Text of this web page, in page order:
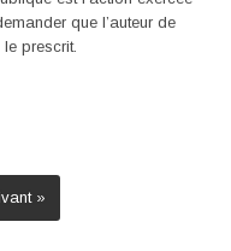
que l’auteur de
prescrit.
»